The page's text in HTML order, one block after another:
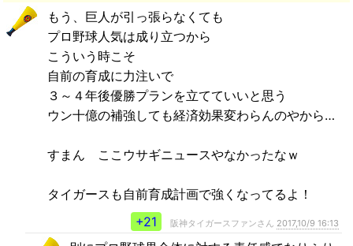
もう、巨人が引っ張らなくても
プロ野球人気は成り立つから
こういう時こそ
自前の育成に力注いで
３～４年後優勝プランを立てていいと思う
ウン十億の補強しても経済効果変わらんのやから…
すまん ここウサギニュースやなかったなｗ
タイガースも自前育成計画で強くなってるよ！
+21
阪神タイガースファンさん 2017,10/9 16:13